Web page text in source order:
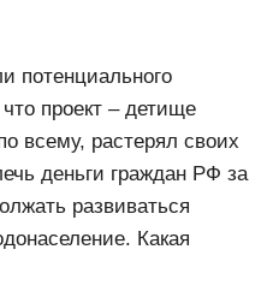
потенциального
проект – детище
всему, растерял своих
деньги граждан РФ за
развиваться
Какая